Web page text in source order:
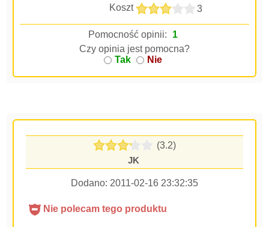
Koszt
3
Pomocność opinii:
1
Czy opinia jest pomocna?
Tak
Nie
(3.2)
JK
Dodano: 2011-02-16 23:32:35
Nie polecam tego produktu